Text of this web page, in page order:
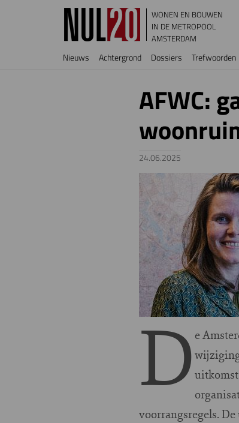
Overslaan en naar de inhoud gaan
WONEN EN BOUWEN
IN DE METROPOOL
AMSTERDAM
Hoofdnavigatie
Nieuws Achtergrond Dossiers Trefwoorden
AFWC:
24.06.2025
Image
D e
voorrangsregels.